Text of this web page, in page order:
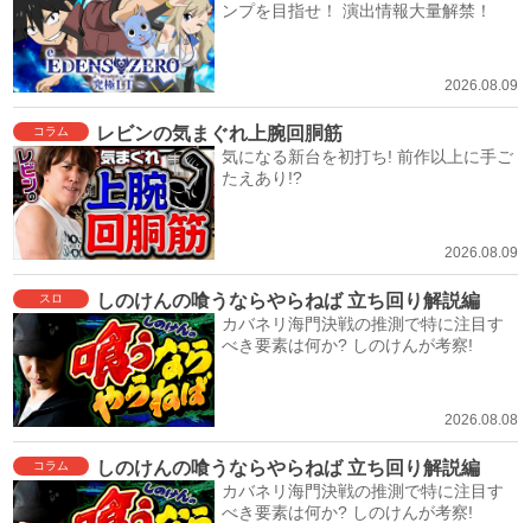
ンプを目指せ！ 演出情報大量解禁！
2026.08.09
コラム レビンの気まぐれ上腕回胴筋
気になる新台を初打ち! 前作以上に手ご
たえあり!?
2026.08.09
スロ しのけんの喰うならやらねば 立ち回り解説編
カバネリ海門決戦の推測で特に注目す
べき要素は何か? しのけんが考察!
2026.08.08
コラム しのけんの喰うならやらねば 立ち回り解説編
カバネリ海門決戦の推測で特に注目す
べき要素は何か? しのけんが考察!